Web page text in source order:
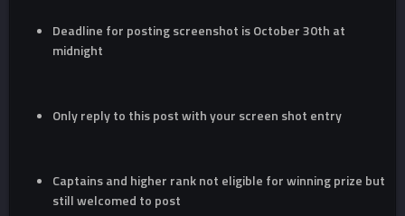
Deadline for posting screenshot is October 30th at
midnight
Only reply to this post with your screen shot entry
Captains and higher rank not eligible for winning prize but
still welcomed to post